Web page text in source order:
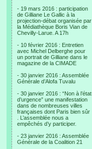
- 19 mars 2016 : participation
de Gilliane Le Gallic à la
projection-débat organisée par
la Médiathèque Boris Vian de
Chevilly-Larue. A 17h
- 10 février 2016 : Entretien
avec Michel Delberghe pour
un portrait de Gilliane dans le
magazine de la CIMADE
- 30 janvier 2016 : Assemblée
Générale d’Alofa Tuvalu
- 30 janvier 2016 : “Non à l’état
d’urgence” une manifestation
dans de nombreuses villes
françaises dont Paris bien sûr
. L’assemblée nous a
empêchés d’y participer.
- 23 janvier 2016 : Assemblée
Générale de la Coalition 21